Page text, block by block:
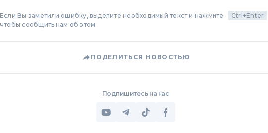
Если Вы заметили ошибку, выделите необходимый текст и нажмите Ctrl+Enter
чтобы сообщить нам об этом.
ПОДЕЛИТЬСЯ НОВОСТЬЮ
Подпишитесь на нас